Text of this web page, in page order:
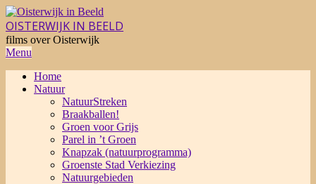
Skip
to
content
OISTERWIJK IN BEELD
films over Oisterwijk
Primary
Menu
Menu
Home
Natuur
NatuurStreken
Braakballen!
Groen voor Grijs
Parel in ’t Groen
Knapzak (natuurprogramma)
Groenste Stad Verkiezing
Natuurgebieden